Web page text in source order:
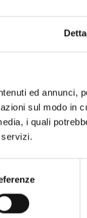
ed annunci,
sul modo in
i quali